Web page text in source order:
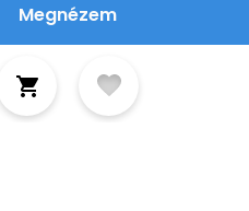
Megnézem